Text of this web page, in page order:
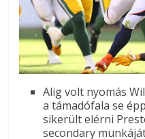
Alig volt nyomás
a támadófala se
sikerült elérni
secondary